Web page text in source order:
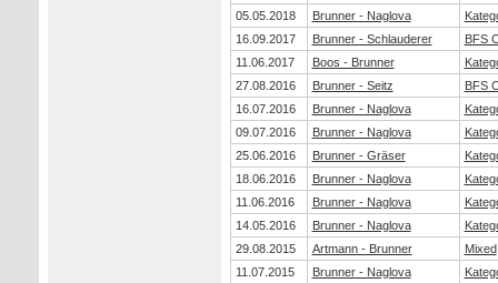
05.05.2018
Brunner - Naglova
16.09.2017
Brunner - Schlauderer
BFS
11.06.2017
Boos - Brunner
27.08.2016
Brunner - Seitz
BFS
16.07.2016
Brunner - Naglova
09.07.2016
Brunner - Naglova
25.06.2016
Brunner - Gräser
18.06.2016
Brunner - Naglova
11.06.2016
Brunner - Naglova
14.05.2016
Brunner - Naglova
29.08.2015
Artmann - Brunner
Mixed
11.07.2015
Brunner - Naglova